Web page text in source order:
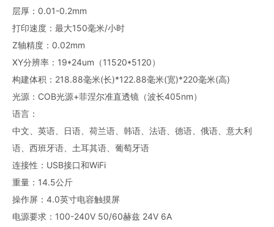
层厚：0.01-0.2mm
打印速度：最大150毫米/小时
Z轴精度：0.02mm
XY分辨率：19*24um（11520*5120）
构建体积：218.88毫米(长)*122.88毫米(宽)*220毫米(高)
光源：COB光源+菲涅尔准直透镜（波长405nm）
语言：
中文、英语、日语、荷兰语、韩语、法语、德语、俄语、意大利
语、西班牙语、土耳其语、葡萄牙语
连接性：USB接口和WiFi
重量：14.5公斤
操作屏：4.0英寸电容触摸屏
电源要求：100-240V 50/60赫兹 24V 6A